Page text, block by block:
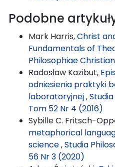
Podobne
Mark Harris,Christ
Fundamentals of
Philosophiae
Radosław Kazibut,
odniesienia praktyki
laboratoryjnej,
Tom 52 Nr 4 (2016)
Sybille C. Fritsch-
metaphorical
science,Studia
56 Nr 3 (2020)